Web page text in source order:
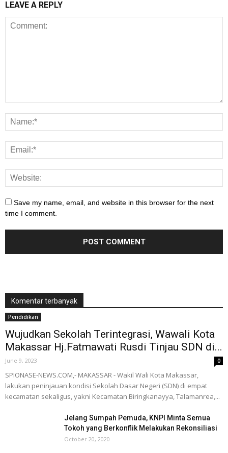
LEAVE A REPLY
Save my name, email, and website in this browser for the next
time I comment.
Komentar terbanyak
Pendidikan
Wujudkan Sekolah Terintegrasi, Wawali Kota
Makassar Hj.Fatmawati Rusdi Tinjau SDN di...
June 9, 2023 0
SPIONASE-NEWS.COM,- MAKASSAR - Wakil Wali Kota Makassar,
lakukan peninjauan kondisi Sekolah Dasar Negeri (SDN) di empat
kecamatan sekaligus, yakni Kecamatan Biringkanayya, Talamanrea,...
Jelang Sumpah Pemuda, KNPI Minta Semua
Tokoh yang Berkonflik Melakukan Rekonsiliasi
October 20, 2020